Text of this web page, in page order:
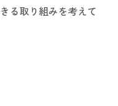
る取り組みを考えて